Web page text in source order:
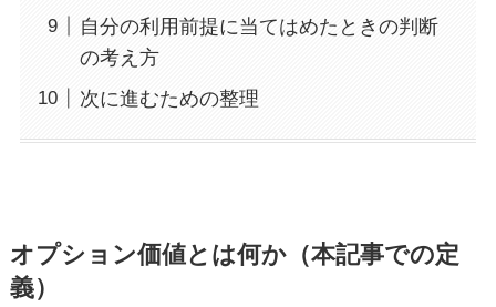
自分の利用前提に当てはめたときの判断
の考え方
次に進むための整理
オプション価値とは何か（本記事での定
義）